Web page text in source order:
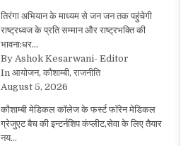
तिरंगा अभियान के माध्यम से जन जन तक पहुंचेगी
राष्ट्रध्वज के प्रति सम्मान और राष्ट्रभक्ति की
भावना:धर…
By Ashok Kesarwani- Editor
In आयोजन, कौशाम्बी, राजनीति
August 5, 2026
कौशाम्बी मेडिकल कॉलेज के फर्स्ट फॉरेन मेडिकल
ग्रेजुएट बैच की इन्टर्नशिप कंप्लीट,सेवा के लिए तैयार
नय…